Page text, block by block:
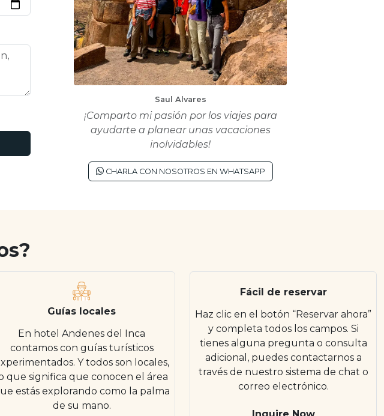
Saul Alvares
¡Comparto mi pasión por los viajes para
ayudarte a planear unas vacaciones
inolvidables!
CHARLA CON NOSOTROS EN WHATSAPP
Guías locales
En hotel Andenes del Inca
contamos con guías turísticos
Y todos son locales,
que significa que conocen el área
estás explorando como la palma
de su mano.
Fácil de reservar
Haz clic en el botón “Reservar ahora”
y completa todos los campos. Si
tienes alguna pregunta o consulta
adicional, puedes contactarnos a
través de nuestro sistema de chat o
correo electrónico.